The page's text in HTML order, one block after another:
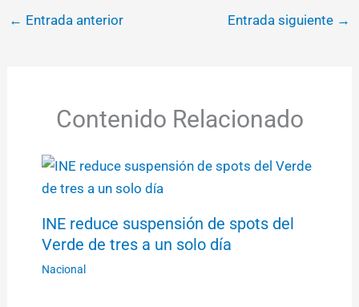
← Entrada anterior Entrada siguiente →
Contenido Relacionado
INE reduce suspensión de spots del
Verde de tres a un solo día
Nacional